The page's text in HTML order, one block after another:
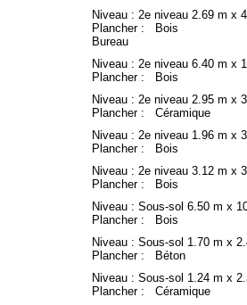
Niveau : 2e niveau 2.69 m x
Plancher : Bois
Bureau
Niveau : 2e niveau 6.40 m x
Plancher : Bois
Niveau : 2e niveau 2.95 m x
Plancher : Céramique
Niveau : 2e niveau 1.96 m x
Plancher : Bois
Niveau : 2e niveau 3.12 m x
Plancher : Bois
Niveau : Sous-sol 6.50 m x
Plancher : Bois
Niveau : Sous-sol 1.70 m x
Plancher : Béton
Niveau : Sous-sol 1.24 m x
Plancher : Céramique